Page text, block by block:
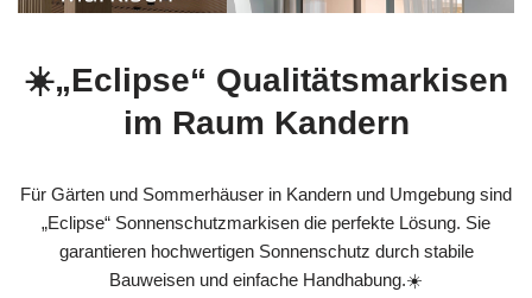
☀️„Eclipse“ Qualitätsmarkisen
im Raum Kandern
Für Gärten und Sommerhäuser in Kandern und Umgebung sind
„Eclipse“ Sonnenschutzmarkisen die perfekte Lösung. Sie
garantieren hochwertigen Sonnenschutz durch stabile
Bauweisen und einfache Handhabung.☀️